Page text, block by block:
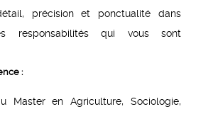
précision et ponctualité dans
responsabilités qui vous sont
:
Master en Agriculture, Sociologie,